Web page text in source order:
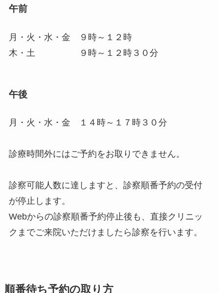
午前
月・火・水・金 ９時～１２時
木・土 ９時～１２時３０分
午後
月・火・水・金 １４時～１７時３０分
診療時間外にはご予約をお取りできません。
診察可能人数に達しますと、診察順番予約の受付
が停止します。
Webからの診察順番予約停止後も、直接クリニッ
クまでご来院いただけましたら診察を行います。
順番待ち予約の取り方